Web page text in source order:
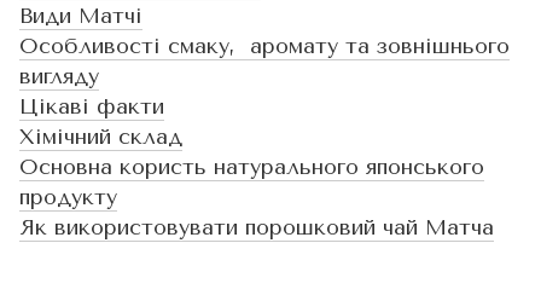
Види Матчі
Особливості смаку, аромату та зовнішнього
вигляду
Цікаві факти
Хімічний склад
Основна користь натурального японського
продукту
Як використовувати порошковий чай Матча